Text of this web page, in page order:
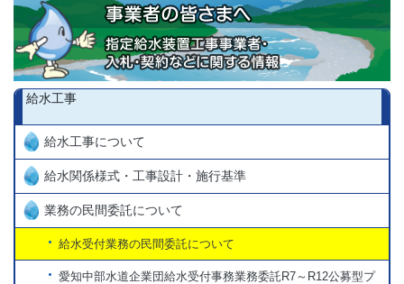
給水工事
給水工事について
給水関係様式・工事設計・施行基準
業務の民間委託について
給水受付業務の民間委託について
愛知中部水道企業団給水受付事務業務委託R7～R12公募型プ